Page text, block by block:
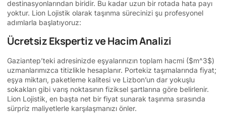
destinasyonlarından biridir. Bu kadar uzun bir rotada hata payı
yoktur. Lion Lojistik olarak taşınma sürecinizi şu profesyonel
adımlarla başlatıyoruz:
Ücretsiz Ekspertiz ve Hacim Analizi
Gaziantep’teki adresinizde eşyalarınızın toplam hacmi ($m^3$)
uzmanlarımızca titizlikle hesaplanır. Portekiz taşımalarında fiyat;
eşya miktarı, paketleme kalitesi ve Lizbon’un dar yokuşlu
sokakları gibi varış noktasının fiziksel şartlarına göre belirlenir.
Lion Lojistik, en başta net bir fiyat sunarak taşınma sırasında
sürpriz maliyetlerle karşılaşmanızı önler.